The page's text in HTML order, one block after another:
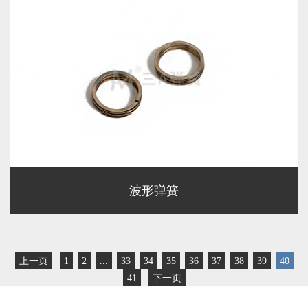
波形弹簧
上一页 1 2 33 34 35 36 37 38 39
40
41
下一页